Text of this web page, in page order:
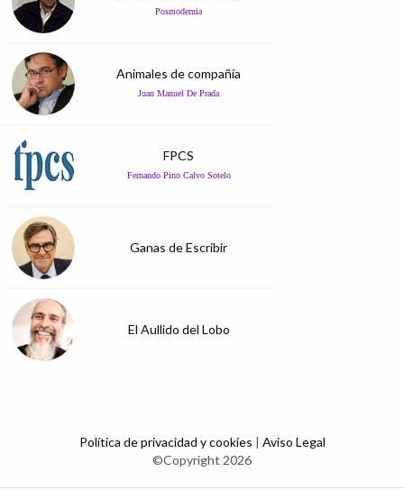
Posmodernia
Animales de compañía
Juan Manuel De Prada
FPCS
Fernando Pino Calvo Sotelo
Ganas de Escribir
El Aullido del Lobo
Política de privacidad y cookies | Aviso Legal
©Copyright 2026